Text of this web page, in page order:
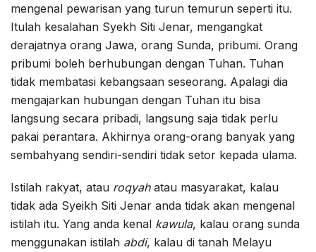
mengenal pewarisan yang turun temurun seperti itu.
Itulah kesalahan Syekh Siti Jenar, mengangkat
derajatnya orang Jawa, orang Sunda, pribumi. Orang
pribumi boleh berhubungan dengan Tuhan. Tuhan
tidak membatasi kebangsaan seseorang. Apalagi dia
mengajarkan hubungan dengan Tuhan itu bisa
langsung secara pribadi, langsung saja tidak perlu
pakai perantara. Akhirnya orang-orang banyak yang
sembahyang sendiri-sendiri tidak setor kepada ulama.
Istilah rakyat, atau roqyahatau masyarakat, kalau
tidak ada Syeikh Siti Jenar anda tidak akan mengenal
istilah itu. Yang anda kenal kawula, kalau orang sunda
menggunakan istilah abdi, kalau di tanah Melayu